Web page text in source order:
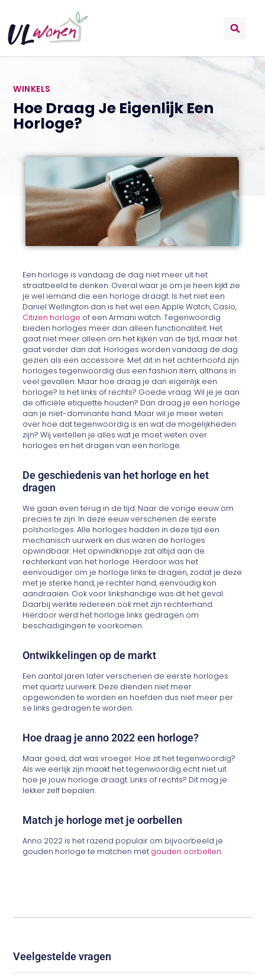
WINKELS
Hoe Draag Je Eigenlijk Een
Horloge?
Een horloge is vandaag de dag niet meer uit het
straatbeeld te denken. Overal waar je om je heen kijkt zie
je wel iemand die een horloge draagt. Is het niet een
Daniel Wellington dan is het wel een Apple Watch, Casio,
Citizen horloge of een Armani watch. Tegenwoordig
bieden horloges meer dan alleen functionaliteit. Het
gaat niet meer alleen om het kijken van de tijd, maar het
gaat verder dan dat. Horloges worden vandaag de dag
gezien als een accessoire. Met dit in het achterhoofd zijn
horloges tegenwoordig dus een fashion item, althans in
veel gevallen. Maar hoe draag je dan eigenlijk een
horloge? Is het links of rechts? Goede vraag. Wil je je aan
de officiële etiquette houden? Dan draag je een horloge
aan je niet-dominante hand. Maar wil je meer weten
over hoe dat tegenwoordig is en wat de mogelijkheden
zijn? Wij vertellen je alles wat je moet weten over
horloges en het dragen van een horloge.
De geschiedenis van het horloge en het
dragen
We gaan even terug in de tijd. Naar de vorige eeuw om
precies te zijn. In deze eeuw verschenen de eerste
polshorloges. Alle horloges hadden in deze tijd een
mechanisch uurwerk en dus waren de horloges
opwindbaar. Het opwindknopje zat altijd aan de
rechterkant van het horloge. Hierdoor was het
eenvoudiger om je horloge links te dragen, zodat je deze
met je sterke hand, je rechter hand, eenvoudig kon
aandraaien. Ook voor linkshandige was dit het geval.
Daarbij werkte iedereen ook met zijn rechterhand.
Hierdoor werd het horloge links gedragen om
beschadigingen te voorkomen.
Ontwikkelingen op de markt
Een aantal jaren later verschenen de eerste horloges
met quartz uurwerk. Deze dienden niet meer
opgewonden te worden en hoefden dus niet meer per
se links gedragen te worden.
Hoe draag je anno 2022 een horloge?
Maar goed, dat was vroeger. Hoe zit het tegenwoordig?
Als we eerlijk zijn maakt het tegenwoordig echt niet uit
hoe je jouw horloge draagt. Links of rechts? Dit mag je
lekker zelf bepalen.
Match je horloge met je oorbellen
Anno 2022 is het razend populair om bijvoorbeeld je
gouden horloge te matchen met gouden oorbellen.
Veelgestelde vragen